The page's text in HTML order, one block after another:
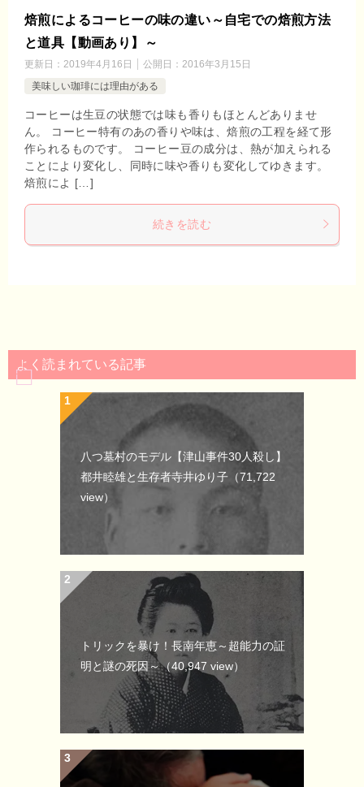
焙煎によるコーヒーの味の違い～自宅での焙煎方法
と道具【動画あり】～
更新日： 2019年4月16日 公開日： 2016年3月15日
美味しい珈琲には理由がある
コーヒーは生豆の状態では味も香りもほとんどありませ
ん。 コーヒー特有のあの香りや味は、焙煎の工程を経て形
作られるものです。 コーヒー豆の成分は、熱が加えられる
ことにより変化し、同時に味や香りも変化してゆきます。
焙煎によ […]
続きを読む
よく読まれている記事
八つ墓村のモデル【津山事件30人殺し】
都井睦雄と生存者寺井ゆり子 （71,722
view）
トリックを暴け！長南年恵～超能力の証
明と謎の死因～（40,947 view）